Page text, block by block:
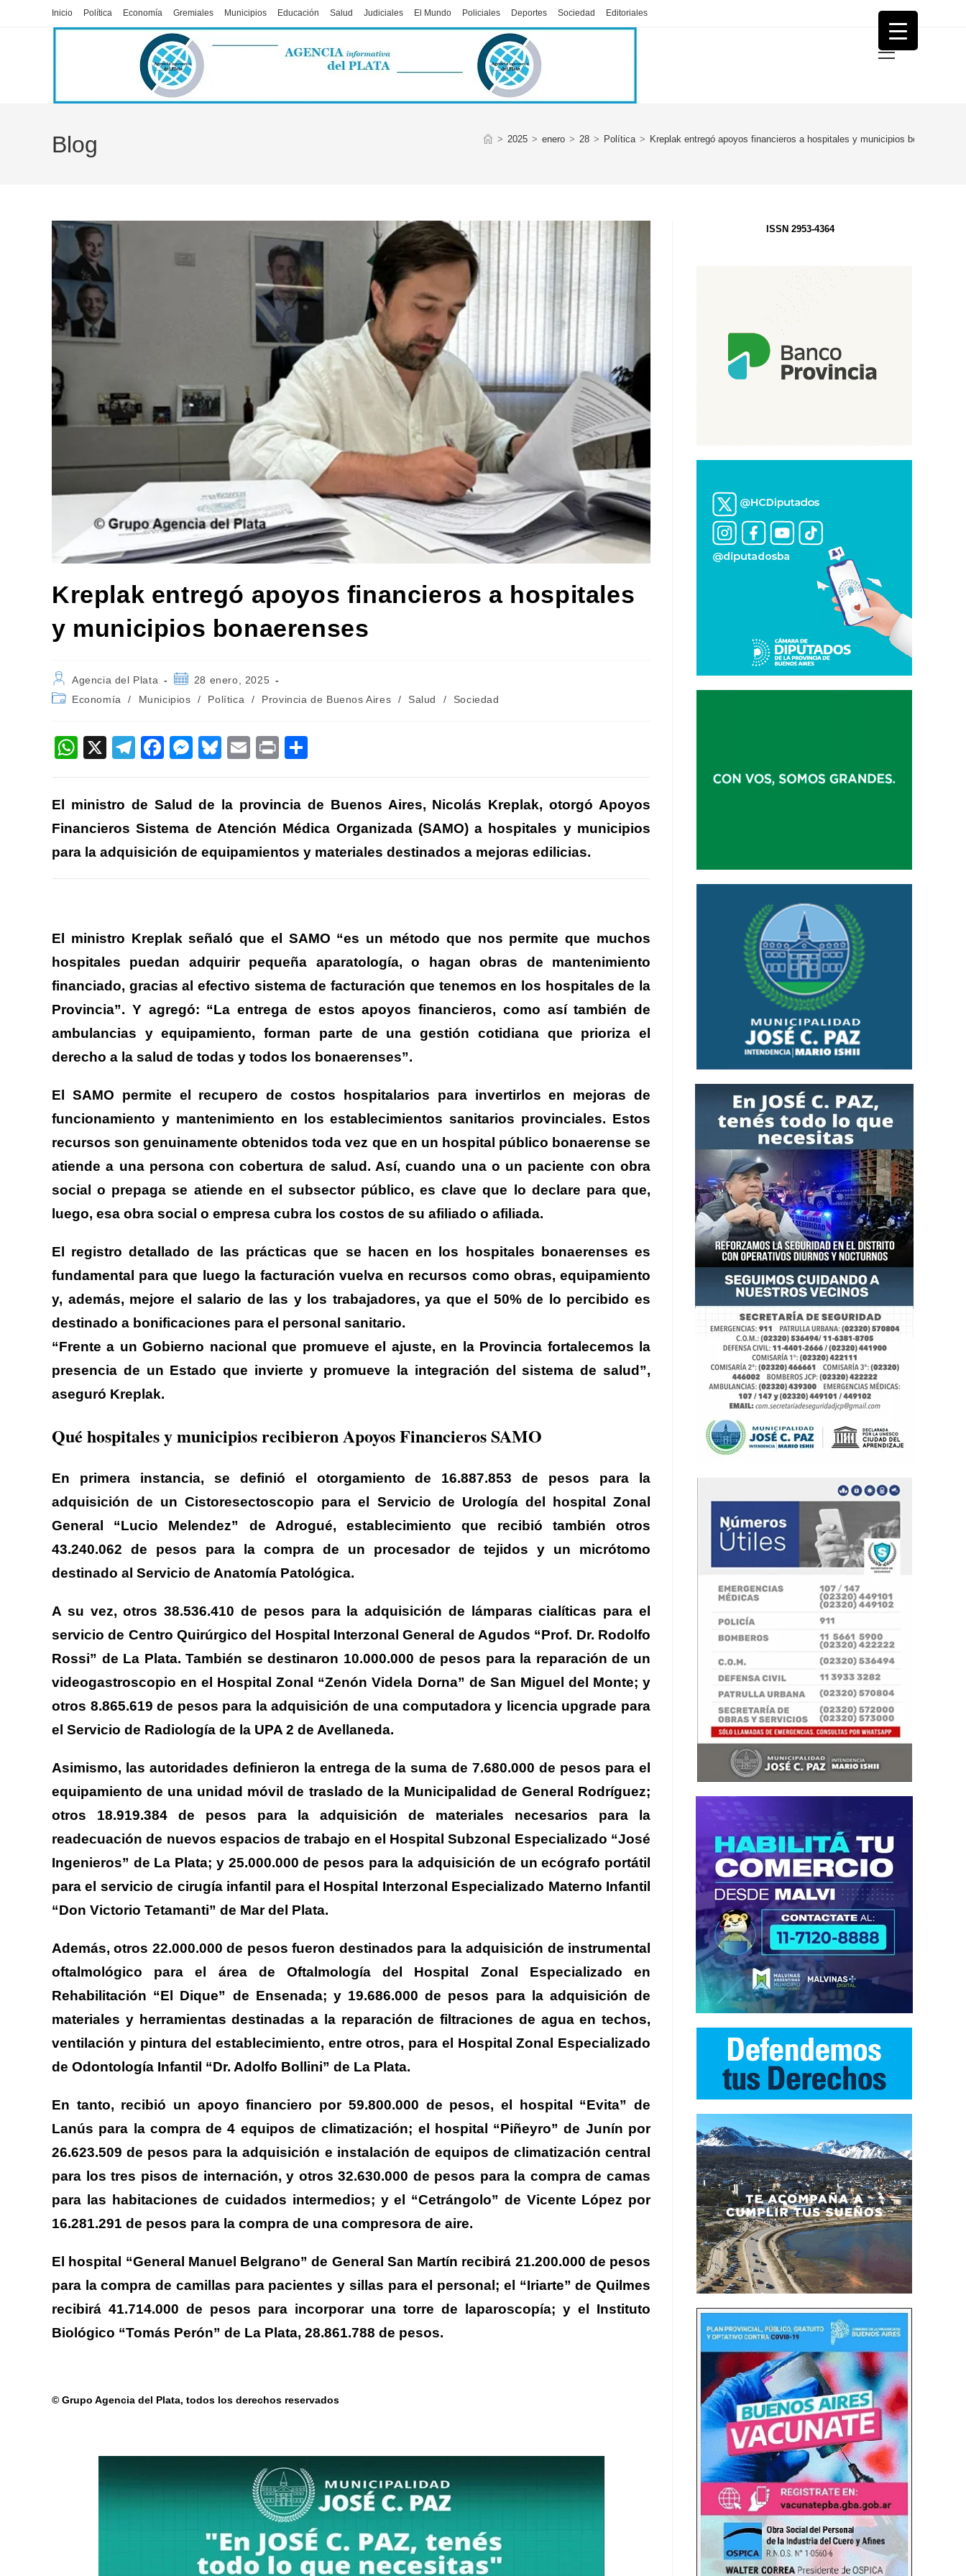
Inicio Política Economía Gremiales Municipios Educación Salud Judiciales El Mundo Policiales Deportes Sociedad Editoriales
Menú
Blog > 2025 > enero > 28 > Política > Kreplak entregó apoyos financieros a hospitales y municipios bonaerenses
Kreplak entregó apoyos financieros a hospitales
y municipios bonaerenses
Autor
de
la
Agencia del Plata
Publicación
la
28 enero, 2025
Categoría
entrada:
Economía / Municipios / Política / Provincia de Buenos Aires / Salud / Sociedad
W
at
s
A
p
X
T
e
gr
a
m
F
c
e
b
o
M
ss
e
n
g
Bl
e
sk
y
E
ail
Pr
m
p
ar
tir
El ministro de Salud de la provincia de Buenos Aires, Nicolás Kreplak, otorgó Apoyos
Financieros Sistema de Atención Médica Organizada (SAMO) a hospitales y municipios
para la adquisición de equipamientos y materiales destinados a mejoras edilicias.
El ministro Kreplak señaló que el SAMO “es un método que nos permite que muchos
hospitales puedan adquirir pequeña aparatología, o hagan obras de mantenimiento
financiado, gracias al efectivo sistema de facturación que tenemos en los hospitales de la
Provincia”. Y agregó: “La entrega de estos apoyos financieros, como así también de
ambulancias y equipamiento, forman parte de una gestión cotidiana que prioriza el
derecho a la salud de todas y todos los bonaerenses”.
El SAMO permite el recupero de costos hospitalarios para invertirlos en mejoras de
funcionamiento y mantenimiento en los establecimientos sanitarios provinciales. Estos
recursos son genuinamente obtenidos toda vez que en un hospital público bonaerense se
atiende a una persona con cobertura de salud. Así, cuando una o un paciente con obra
social o prepaga se atiende en el subsector público, es clave que lo declare para que,
luego, esa obra social o empresa cubra los costos de su afiliado o afiliada.
El registro detallado de las prácticas que se hacen en los hospitales bonaerenses es
fundamental para que luego la facturación vuelva en recursos como obras, equipamiento
y, además, mejore el salario de las y los trabajadores, ya que el 50% de lo percibido es
destinado a bonificaciones para el personal sanitario.
“Frente a un Gobierno nacional que promueve el ajuste, en la Provincia fortalecemos la
presencia de un Estado que invierte y promueve la integración del sistema de salud”,
aseguró Kreplak.
Qué hospitales y municipios recibieron Apoyos Financieros SAMO
En primera instancia, se definió el otorgamiento de 16.887.853 de pesos para la
adquisición de un Cistoresectoscopio para el Servicio de Urología del hospital Zonal
General “Lucio Melendez” de Adrogué, establecimiento que recibió también otros
43.240.062 de pesos para la compra de un procesador de tejidos y un micrótomo
destinado al Servicio de Anatomía Patológica.
A su vez, otros 38.536.410 de pesos para la adquisición de lámparas cialíticas para el
servicio de Centro Quirúrgico del Hospital Interzonal General de Agudos “Prof. Dr. Rodolfo
Rossi” de La Plata. También se destinaron 10.000.000 de pesos para la reparación de un
videogastroscopio en el Hospital Zonal “Zenón Videla Dorna” de San Miguel del Monte; y
otros 8.865.619 de pesos para la adquisición de una computadora y licencia upgrade para
el Servicio de Radiología de la UPA 2 de Avellaneda.
Asimismo, las autoridades definieron la entrega de la suma de 7.680.000 de pesos para el
equipamiento de una unidad móvil de traslado de la Municipalidad de General Rodríguez;
otros 18.919.384 de pesos para la adquisición de materiales necesarios para la
readecuación de nuevos espacios de trabajo en el Hospital Subzonal Especializado “José
Ingenieros” de La Plata; y 25.000.000 de pesos para la adquisición de un ecógrafo portátil
para el servicio de cirugía infantil para el Hospital Interzonal Especializado Materno Infantil
“Don Victorio Tetamanti” de Mar del Plata.
Además, otros 22.000.000 de pesos fueron destinados para la adquisición de instrumental
oftalmológico para el área de Oftalmología del Hospital Zonal Especializado en
Rehabilitación “El Dique” de Ensenada; y 19.686.000 de pesos para la adquisición de
materiales y herramientas destinadas a la reparación de filtraciones de agua en techos,
ventilación y pintura del establecimiento, entre otros, para el Hospital Zonal Especializado
de Odontología Infantil “Dr. Adolfo Bollini” de La Plata.
En tanto, recibió un apoyo financiero por 59.800.000 de pesos, el hospital “Evita” de
Lanús para la compra de 4 equipos de climatización; el hospital “Piñeyro” de Junín por
26.623.509 de pesos para la adquisición e instalación de equipos de climatización central
para los tres pisos de internación, y otros 32.630.000 de pesos para la compra de camas
para las habitaciones de cuidados intermedios; y el “Cetrángolo” de Vicente López por
16.281.291 de pesos para la compra de una compresora de aire.
El hospital “General Manuel Belgrano” de General San Martín recibirá 21.200.000 de pesos
para la compra de camillas para pacientes y sillas para el personal; el “Iriarte” de Quilmes
recibirá 41.714.000 de pesos para incorporar una torre de laparoscopía; y el Instituto
Biológico “Tomás Perón” de La Plata, 28.861.788 de pesos.
© Grupo Agencia del Plata, todos los derechos reservados
ISSN 2953-4364